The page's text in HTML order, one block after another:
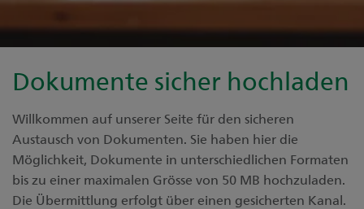
Dokumente sicher hochladen
Willkommen auf unserer Seite für den sicheren
Austausch von Dokumenten. Sie haben hier die
Möglichkeit, Dokumente in unterschiedlichen Formaten
bis zu einer maximalen Grösse von 50 MB hochzuladen.
Die Übermittlung erfolgt über einen gesicherten Kanal.